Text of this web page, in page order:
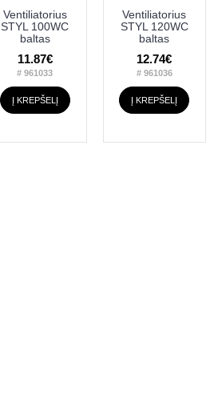
Ventiliatorius
STYL 100WC
baltas
11.87€
# 961033
Į KREPŠELĮ
Ventiliatorius
STYL 120WC
baltas
12.74€
# 961036
Į KREPŠELĮ